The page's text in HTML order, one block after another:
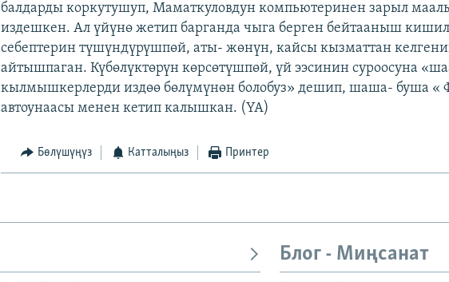
балдарды коркутушуп, Маматкуловдун компьютеринен зарыл
издешкен. Ал үйүнө жетип барганда чыга берген бейтааныш
себептерин түшүндүрүшпөй, аты- жөнүн, кайсы кызматтан
айтышпаган. Күбөлүктөрүн көрсөтүшпөй, үй ээсинин суроосуна
кылмышкерлерди издөө бөлүмүнөн болобуз» дешип, шаша- буша «
автоунаасы менен кетип калышкан. (YA)
Бөлүшүңүз Катталыңыз Принтер
Блог - Миңсанат